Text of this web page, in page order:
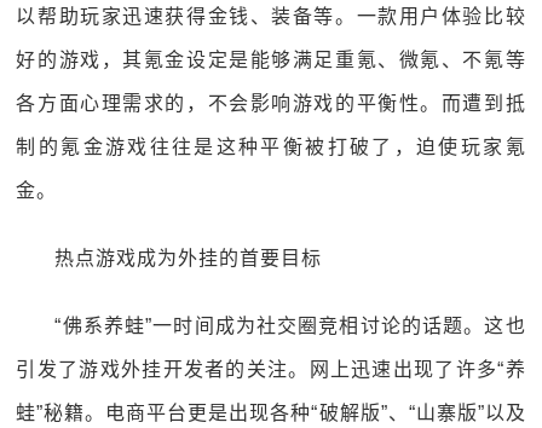
以帮助玩家迅速获得金钱、装备等。一款用户体验比较
好的游戏，其氪金设定是能够满足重氪、微氪、不氪等
各方面心理需求的，不会影响游戏的平衡性。而遭到抵
制的氪金游戏往往是这种平衡被打破了，迫使玩家氪
金。
热点游戏成为外挂的首要目标
“佛系养蛙”一时间成为社交圈竞相讨论的话题。这也
引发了游戏外挂开发者的关注。网上迅速出现了许多“养
蛙”秘籍。电商平台更是出现各种“破解版”、“山寨版”以及